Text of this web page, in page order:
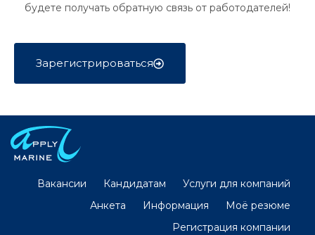
будете получать обратную связь от работодателей!
Зарегистрироваться
Вакансии Кандидатам
Услуги для компаний
Анкета
Информация
Моё резюме
Регистрация компании